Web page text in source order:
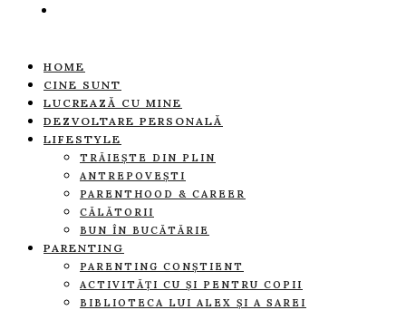
HOME
CINE SUNT
LUCREAZĂ CU MINE
DEZVOLTARE PERSONALĂ
LIFESTYLE
TRĂIEȘTE DIN PLIN
ANTREPOVEȘTI
PARENTHOOD & CAREER
CĂLĂTORII
BUN ÎN BUCĂTĂRIE
PARENTING
PARENTING CONȘTIENT
ACTIVITĂȚI CU ȘI PENTRU COPII
BIBLIOTECA LUI ALEX ȘI A SAREI